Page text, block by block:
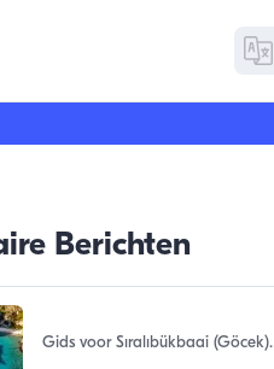
Berichten
Gids voor Sıralıbükbaai (Göcek).